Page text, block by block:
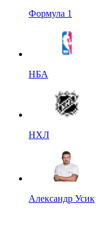
Формула 1
НБА
НХЛ
Александр Усик